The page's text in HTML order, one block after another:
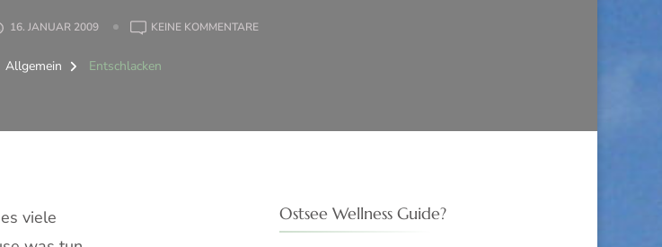
16. JANUAR 2009 KEINE KOMMENTARE
Allgemein Entschlacken
viele
Ostsee Wellness Guide?